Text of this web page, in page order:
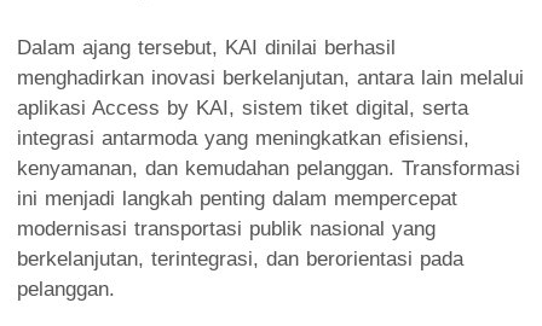
Dalam ajang tersebut, KAI dinilai berhasil
menghadirkan inovasi berkelanjutan, antara lain melalui
aplikasi Access by KAI, sistem tiket digital, serta
integrasi antarmoda yang meningkatkan efisiensi,
kenyamanan, dan kemudahan pelanggan. Transformasi
ini menjadi langkah penting dalam mempercepat
modernisasi transportasi publik nasional yang
berkelanjutan, terintegrasi, dan berorientasi pada
pelanggan.